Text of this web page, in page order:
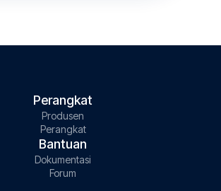
Perangkat
Produsen
Perangkat
Bantuan
Dokumentasi
Forum